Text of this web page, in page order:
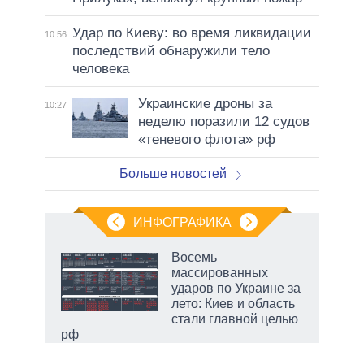
10:56 Удар по Киеву: во время ликвидации
последствий обнаружили тело
человека
10:27
Украинские дроны за
неделю поразили 12 судов
«теневого флота» рф
Больше новостей
ИНФОГРАФИКА
Восемь
массированных
ударов по Украине за
лето: Киев и область
стали главной целью
рф